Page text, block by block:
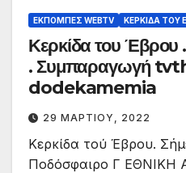
ΕΚΠΟΜΠΈΣ WEBTV ΚΕΡΚΊΔΑ ΤΟΥ
Κερκίδα του Έβρου
. Συμπαραγωγή
dodekamemia
29 ΜΑΡΤΊΟΥ, 2022
Κερκίδα τού Έβρου.
Ποδόσφαιρο Γ